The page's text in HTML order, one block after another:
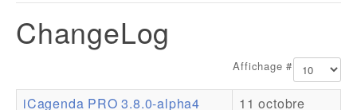
Documentation
ChangeLog
Affichage #
iCagenda PRO 3.8.0-alpha4 11 octobre